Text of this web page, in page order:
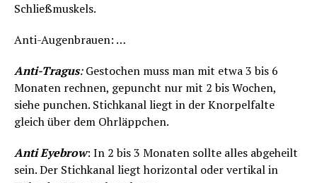
Schließmuskels.
Anti-Augenbrauen: …
Anti-Tragus:Gestochen muss man mit etwa 3 bis 6
Monaten rechnen, gepuncht nur mit 2 bis Wochen,
siehe punchen. Stichkanal liegt in der Knorpelfalte
gleich über dem Ohrläppchen.
Anti Eyebrow: In 2 bis 3 Monaten sollte alles abgeheilt
sein. Der Stichkanal liegt horizontal oder vertikal in